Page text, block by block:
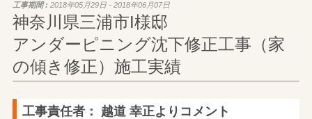
工事期間 : 2018年05月29日 - 2018年06月07日
神奈川県三浦市I様邸
アンダーピニング沈下修正工事（家
の傾き修正）施工実績
工事責任者： 越道 幸正よりコメント